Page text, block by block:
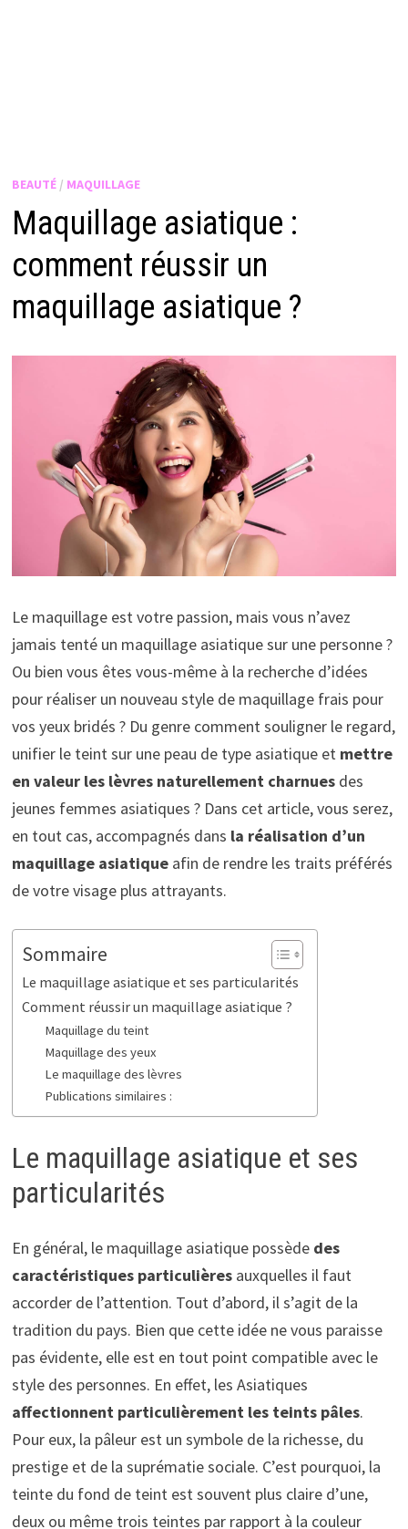
BEAUTÉ/ MAQUILLAGE
Maquillage asiatique :
comment réussir un
maquillage asiatique ?
Le maquillage est votre passion, mais vous n’avez
jamais tenté un maquillage asiatique sur une personne ?
Ou bien vous êtes vous-même à la recherche d’idées
pour réaliser un nouveau style de maquillage frais pour
vos yeux bridés ? Du genre comment souligner le regard,
unifier le teint sur une peau de type asiatique et mettre
en valeur les lèvres naturellement charnuesdes
jeunes femmes asiatiques ? Dans cet article, vous serez,
en tout cas, accompagnés dans la réalisation d’un
maquillage asiatiqueafin de rendre les traits préférés
de votre visage plus attrayants.
Sommaire
Le maquillage asiatique et ses particularités
Comment réussir un maquillage asiatique ?
Maquillage du teint
Maquillage des yeux
Le maquillage des lèvres
Publications similaires :
Le maquillage asiatique et ses
particularités
En général, le maquillage asiatique possède des
caractéristiques particulièresauxquelles il faut
accorder de l’attention. Tout d’abord, il s’agit de la
tradition du pays. Bien que cette idée ne vous paraisse
pas évidente, elle est en tout point compatible avec le
style des personnes. En effet, les Asiatiques
affectionnent particulièrement les teints pâles.
Pour eux, la pâleur est un symbole de la richesse, du
prestige et de la suprématie sociale. C’est pourquoi, la
teinte du fond de teint est souvent plus claire d’une,
deux ou même trois teintes par rapport à la couleur